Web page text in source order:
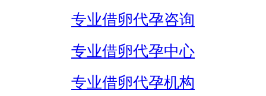
专业借卵代孕咨询
专业借卵代孕中心
专业借卵代孕机构